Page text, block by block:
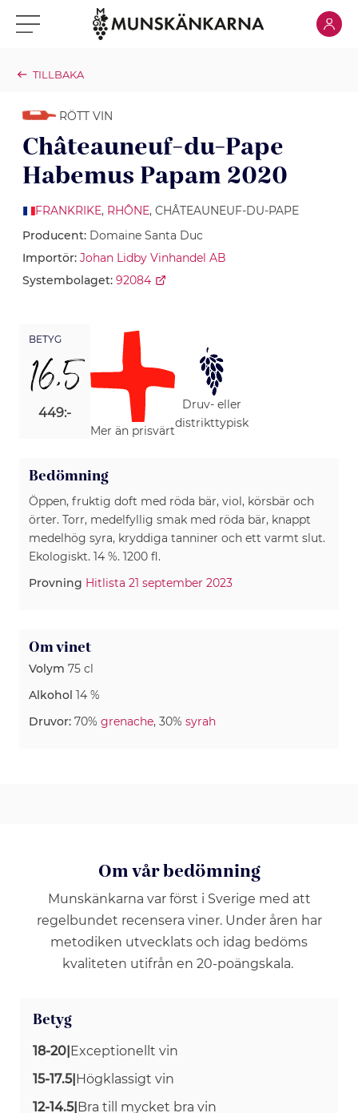
Klicka för meny Klicka
TILLBAKA
RÖTT VIN
Châteauneuf-du-Pape
Habemus Papam 2020
FRANKRIKE, RHÔNE, CHÂTEAUNEUF-DU-PAPE
Producent: Domaine Santa Duc
Importör: Johan Lidby Vinhandel AB
Systembolaget: 92084
BETYG
16,5
449:-
Mer än prisvärt
Druv- eller
distrikttypisk
Bedömning
Öppen, fruktig doft med röda bär, viol, körsbär och
örter. Torr, medelfyllig smak med röda bär, knappt
medelhög syra, kryddiga tanniner och ett varmt slut.
Ekologiskt. 14 %. 1200 fl.
Provning Hitlista 21 september 2023
Om vinet
Volym 75 cl
Alkohol 14 %
Druvor: 70% grenache, 30% syrah
Om vår bedömning
Munskänkarna var först i Sverige med att
regelbundet recensera viner. Under åren har
metodiken utvecklats och idag bedöms
kvaliteten utifrån en 20-poängskala.
Betyg
18-20|Exceptionellt vin
15-17.5|Högklassigt vin
12-14.5|Bra till mycket bra vin